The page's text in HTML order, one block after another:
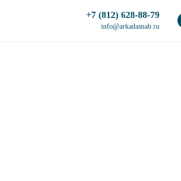
+7 (812) 628-88-79
info@arkadasnab.ru